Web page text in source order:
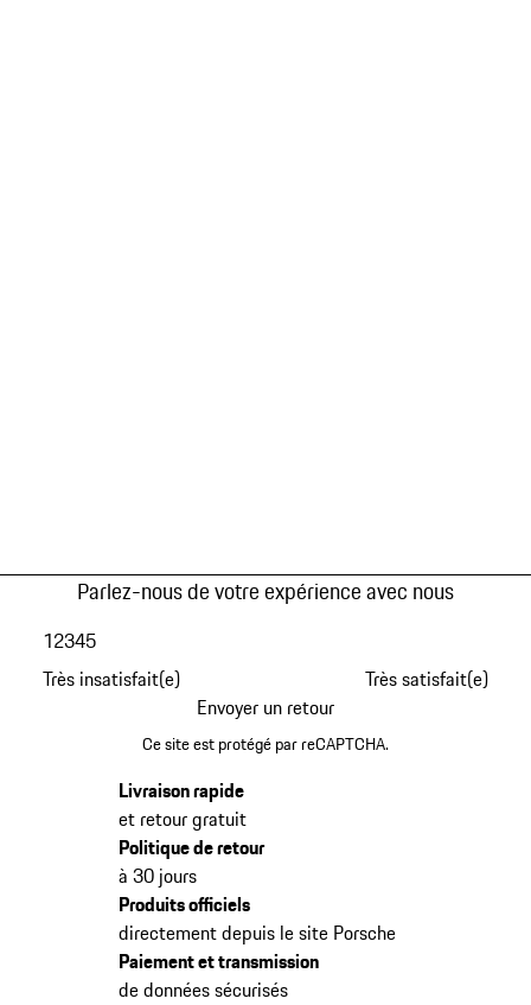
Parlez-nous de votre expérience avec nous
Très insatisfait(e)
12345
Très satisfait(e)
Envoyer un retour
Ce site est protégé par reCAPTCHA.
Livraison rapide
et retour gratuit
Politique de retour
à 30 jours
Produits officiels
directement depuis le site Porsche
Paiement et transmission
de données sécurisés